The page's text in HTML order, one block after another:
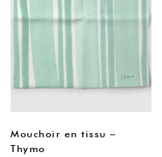
Mouchoir en tissu –
Thymo